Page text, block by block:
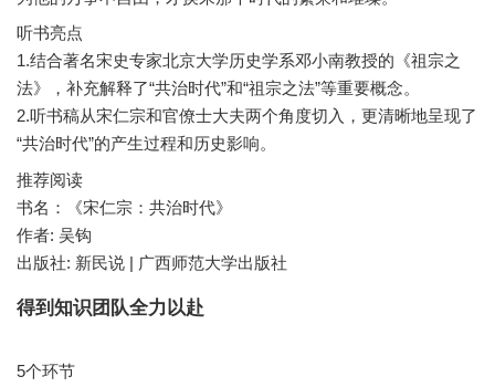
听书亮点
1.结合著名宋史专家北京大学历史学系邓小南教授的《祖宗之
法》，补充解释了“共治时代”和“祖宗之法”等重要概念。
2.听书稿从宋仁宗和官僚士大夫两个角度切入，更清晰地呈现了
推荐阅读
书名：《宋仁宗：共治时代》
作者: 吴钩
出版社: 新民说 | 广西师范大学出版社
得到知识团队全力以赴